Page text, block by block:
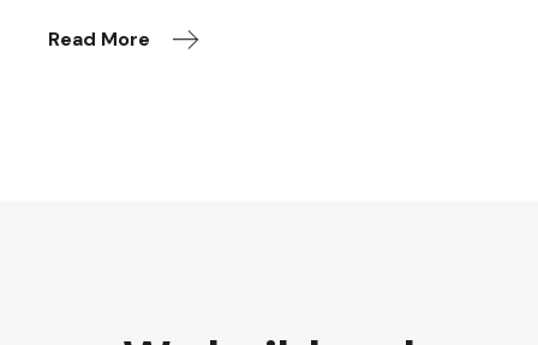
Read More